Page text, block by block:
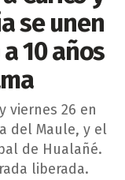
se unen
10 años
viernes 26 en
del Maule, y el
de Hualañé.
liberada.